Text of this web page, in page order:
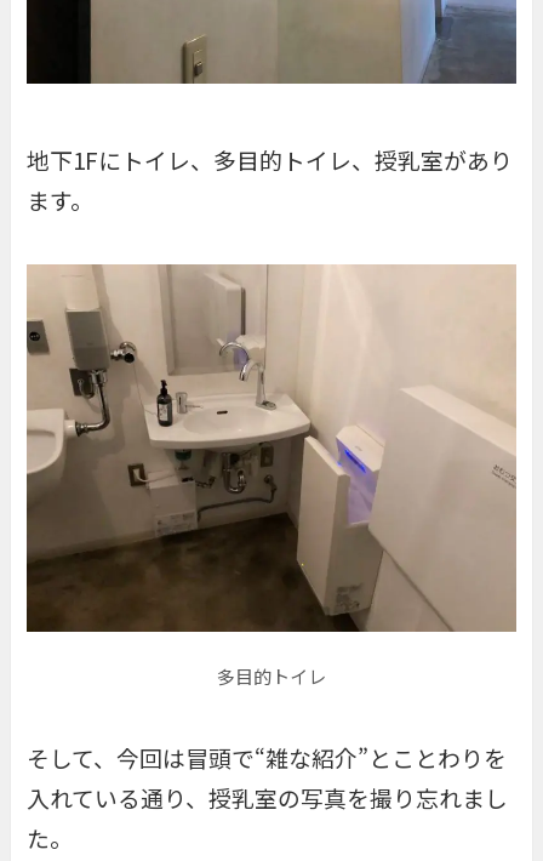
地下1Fにトイレ、多目的トイレ、授乳室があり
ます。
多目的トイレ
そして、今回は冒頭で“雑な紹介”とことわりを
入れている通り、授乳室の写真を撮り忘れまし
た。